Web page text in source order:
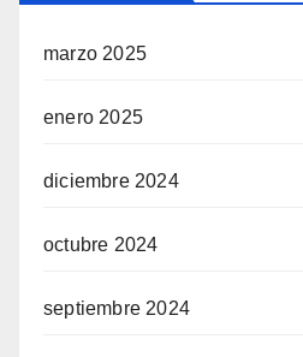
marzo 2025
enero 2025
diciembre 2024
octubre 2024
septiembre 2024